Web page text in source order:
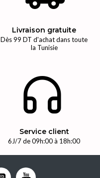
Livraison gratuite
Dès 99 DT d'achat dans toute
la Tunisie
Service client
6J/7 de 09h:00 à 18h:00